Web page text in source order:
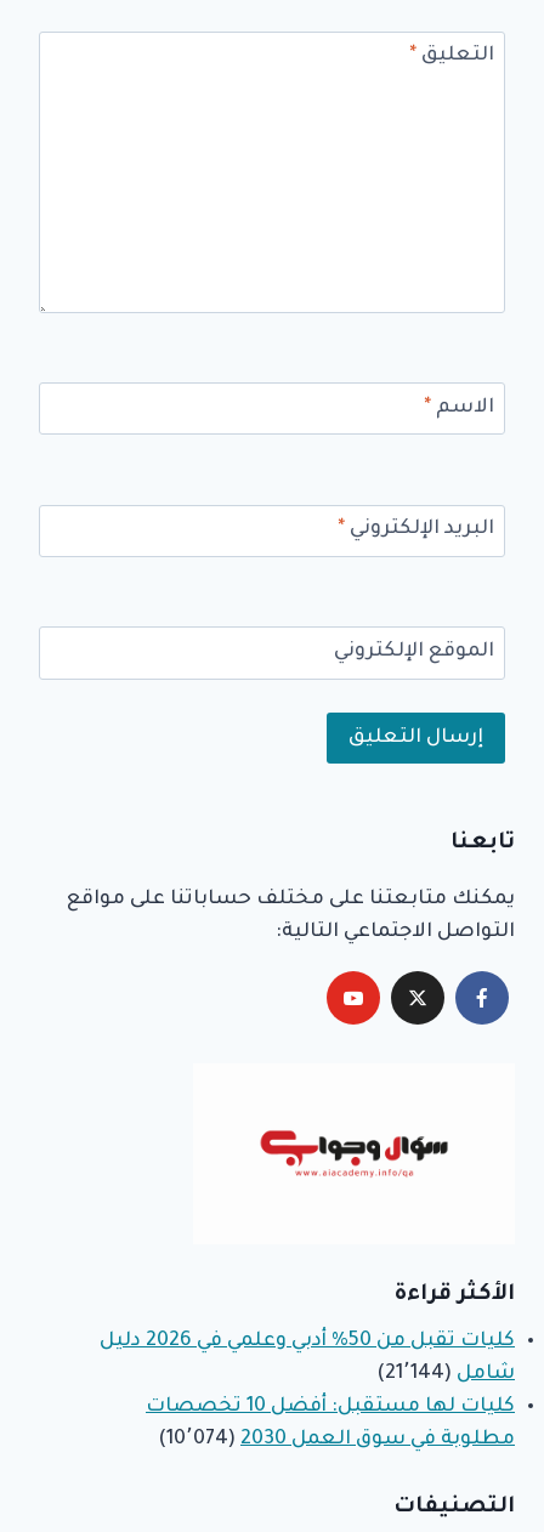
التعليق *
الاسم *
البريد الإلكتروني *
الموقع الإلكتروني
تابعنا
يمكنك متابعتنا على مختلف حساباتنا على مواقع
التواصل الاجتماعي التالية:
الأكثر قراءة
كليات تقبل من 50% أدبي وعلمي في 2026 دليل
شامل (21٬144)
كليات لها مستقبل: أفضل 10 تخصصات
مطلوبة في سوق العمل 2030
(10٬074)
التصنيفات